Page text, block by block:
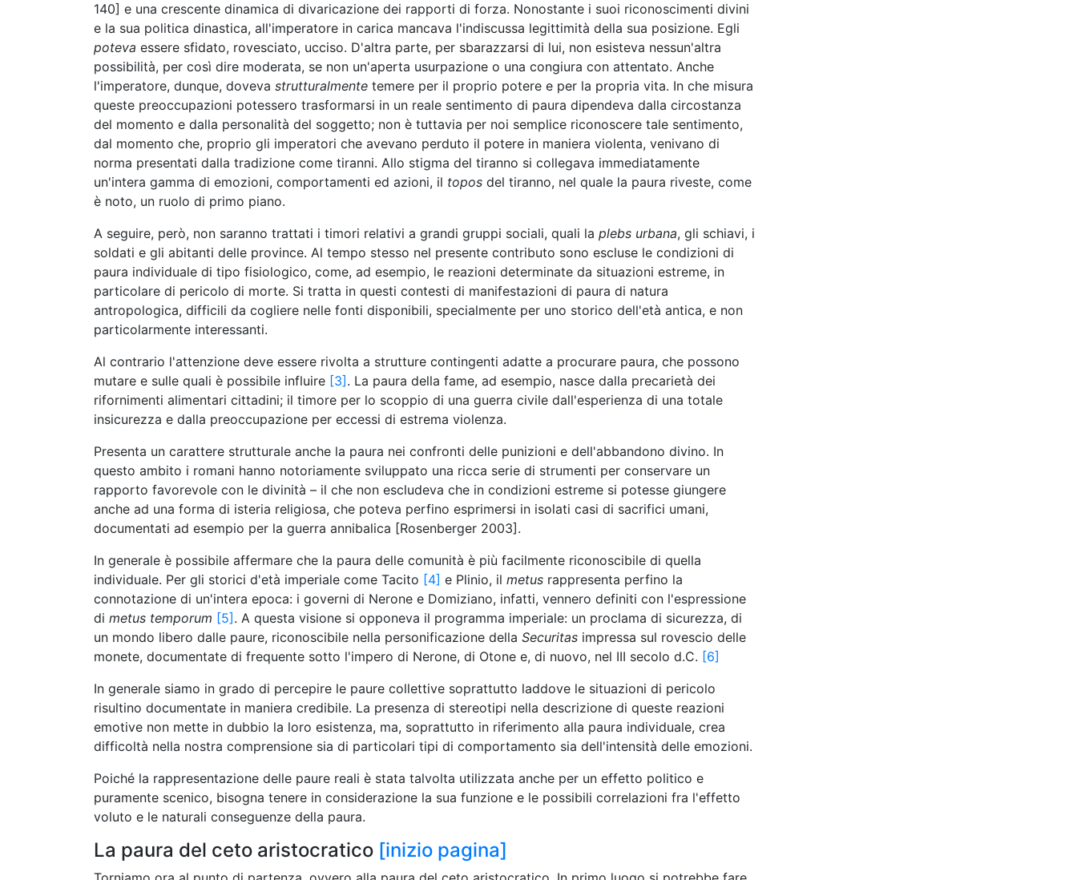
140] e una crescente dinamica di divaricazione dei rapporti di forza. Nonostante i suoi riconoscimenti divini
e la sua politica dinastica, all'imperatore in carica mancava l'indiscussa legittimità della sua posizione. Egli
poteva essere sfidato, rovesciato, ucciso. D'altra parte, per sbarazzarsi di lui, non esisteva nessun'altra
possibilità, per così dire moderata, se non un'aperta usurpazione o una congiura con attentato. Anche
l'imperatore, dunque, doveva strutturalmente temere per il proprio potere e per la propria vita. In che misura
queste preoccupazioni potessero trasformarsi in un reale sentimento di paura dipendeva dalla circostanza
del momento e dalla personalità del soggetto; non è tuttavia per noi semplice riconoscere tale sentimento,
dal momento che, proprio gli imperatori che avevano perduto il potere in maniera violenta, venivano di
norma presentati dalla tradizione come tiranni. Allo stigma del tiranno si collegava immediatamente
un'intera gamma di emozioni, comportamenti ed azioni, il topos del tiranno, nel quale la paura riveste, come
è noto, un ruolo di primo piano.
A seguire, però, non saranno trattati i timori relativi a grandi gruppi sociali, quali la plebs urbana, gli schiavi, i
soldati e gli abitanti delle province. Al tempo stesso nel presente contributo sono escluse le condizioni di
paura individuale di tipo fisiologico, come, ad esempio, le reazioni determinate da situazioni estreme, in
particolare di pericolo di morte. Si tratta in questi contesti di manifestazioni di paura di natura
antropologica, difficili da cogliere nelle fonti disponibili, specialmente per uno storico dell'età antica, e non
particolarmente interessanti.
Al contrario l'attenzione deve essere rivolta a strutture contingenti adatte a procurare paura, che possono
mutare e sulle quali è possibile influire [3] . La paura della fame, ad esempio, nasce dalla precarietà dei
rifornimenti alimentari cittadini; il timore per lo scoppio di una guerra civile dall'esperienza di una totale
insicurezza e dalla preoccupazione per eccessi di estrema violenza.
Presenta un carattere strutturale anche la paura nei confronti delle punizioni e dell'abbandono divino. In
questo ambito i romani hanno notoriamente sviluppato una ricca serie di strumenti per conservare un
rapporto favorevole con le divinità – il che non escludeva che in condizioni estreme si potesse giungere
anche ad una forma di isteria religiosa, che poteva perfino esprimersi in isolati casi di sacrifici umani,
documentati ad esempio per la guerra annibalica [Rosenberger 2003].
In generale è possibile affermare che la paura delle comunità è più facilmente riconoscibile di quella
individuale. Per gli storici d'età imperiale come Tacito [4] e Plinio, il metus rappresenta perfino la
connotazione di un'intera epoca: i governi di Nerone e Domiziano, infatti, vennero definiti con l'espressione
di metus temporum [5] . A questa visione si opponeva il programma imperiale: un proclama di sicurezza, di
un mondo libero dalle paure, riconoscibile nella personificazione della Securitas impressa sul rovescio delle
monete, documentate di frequente sotto l'impero di Nerone, di Otone e, di nuovo, nel III secolo d.C. [6]
In generale siamo in grado di percepire le paure collettive soprattutto laddove le situazioni di pericolo
risultino documentate in maniera credibile. La presenza di stereotipi nella descrizione di queste reazioni
emotive non mette in dubbio la loro esistenza, ma, soprattutto in riferimento alla paura individuale, crea
difficoltà nella nostra comprensione sia di particolari tipi di comportamento sia dell'intensità delle emozioni.
Poiché la rappresentazione delle paure reali è stata talvolta utilizzata anche per un effetto politico e
puramente scenico, bisogna tenere in considerazione la sua funzione e le possibili correlazioni fra l'effetto
voluto e le naturali conseguenze della paura.
La paura del ceto aristocratico [inizio pagina]